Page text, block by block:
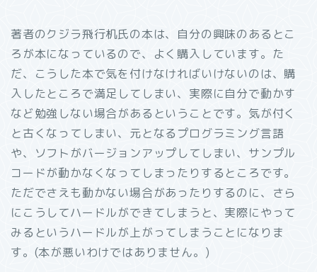
著者のクジラ飛行机氏の本は、自分の興味のあるとこ
ろが本になっているので、よく購入しています。た
だ、こうした本で気を付けなければいけないのは、購
入したところで満足してしまい、実際に自分で動かす
など勉強しない場合があるということです。気が付く
と古くなってしまい、元となるプログラミング言語
や、ソフトがバージョンアップしてしまい、サンプル
コードが動かなくなってしまったりするところです。
ただでさえも動かない場合があったりするのに、さら
にこうしてハードルができてしまうと、実際にやって
みるというハードルが上がってしまうことになりま
す。(本が悪いわけではありません。)